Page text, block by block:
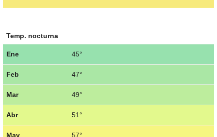
Temp. nocturna
Ene 45°
Feb 47°
Mar 49°
Abr 51°
May 57°